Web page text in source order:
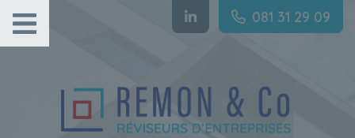
081 31 29 09
Gestion des cookies